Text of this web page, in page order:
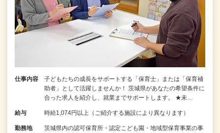
仕事内容
子どもたちの成長をサポートする「保育士」または「保育補
助者」として活躍しませんか！ 茨城県があなたの希望条件に
合った求人を紹介し、就業までサポートします。 ★未…
給与 時給1,074円以上（ご紹介する施設により異なります）
勤務地
茨城県内の認可保育所・認定こども園・地域型保育事業の事